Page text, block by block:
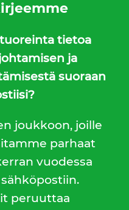
tuoreinta tietoa
ja
suoraan
joukkoon, joille
parhaat
vuodessa
peruuttaa